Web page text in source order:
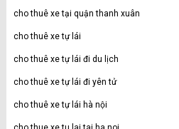
cho thuê xe tại quận thanh xuân
cho thuê xe tự lái
cho thuê xe tự lái đi du lịch
cho thuê xe tự lái đi yên tử
cho thuê xe tự lái hà nội